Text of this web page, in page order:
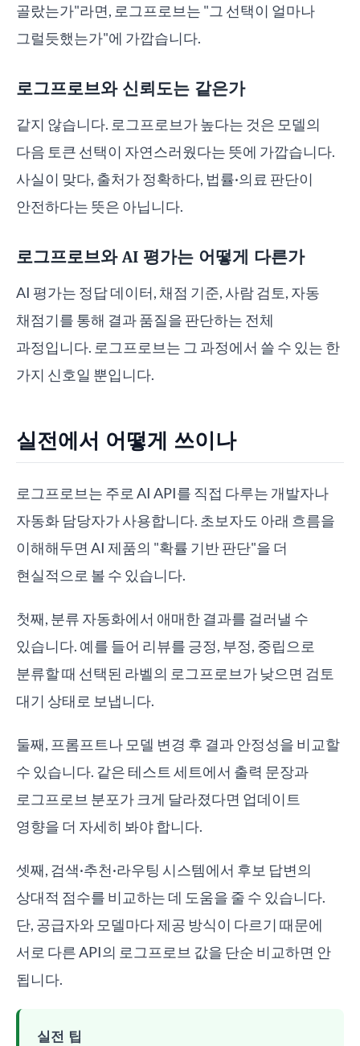
골랐는가"라면, 로그프로브는 "그 선택이 얼마나
그럴듯했는가"에 가깝습니다.
로그프로브와 신뢰도는 같은가
같지 않습니다. 로그프로브가 높다는 것은 모델의
다음 토큰 선택이 자연스러웠다는 뜻에 가깝습니다.
사실이 맞다, 출처가 정확하다, 법률·의료 판단이
안전하다는 뜻은 아닙니다.
로그프로브와 AI 평가는 어떻게 다른가
AI 평가는 정답 데이터, 채점 기준, 사람 검토, 자동
채점기를 통해 결과 품질을 판단하는 전체
과정입니다. 로그프로브는 그 과정에서 쓸 수 있는 한
가지 신호일 뿐입니다.
실전에서 어떻게 쓰이나
로그프로브는 주로 AI API를 직접 다루는 개발자나
자동화 담당자가 사용합니다. 초보자도 아래 흐름을
이해해두면 AI 제품의 "확률 기반 판단"을 더
현실적으로 볼 수 있습니다.
첫째, 분류 자동화에서 애매한 결과를 걸러낼 수
있습니다. 예를 들어 리뷰를 긍정, 부정, 중립으로
분류할 때 선택된 라벨의 로그프로브가 낮으면 검토
대기 상태로 보냅니다.
둘째, 프롬프트나 모델 변경 후 결과 안정성을 비교할
수 있습니다. 같은 테스트 세트에서 출력 문장과
로그프로브 분포가 크게 달라졌다면 업데이트
영향을 더 자세히 봐야 합니다.
셋째, 검색·추천·라우팅 시스템에서 후보 답변의
상대적 점수를 비교하는 데 도움을 줄 수 있습니다.
단, 공급자와 모델마다 제공 방식이 다르기 때문에
서로 다른 API의 로그프로브 값을 단순 비교하면 안
됩니다.
실전 팁